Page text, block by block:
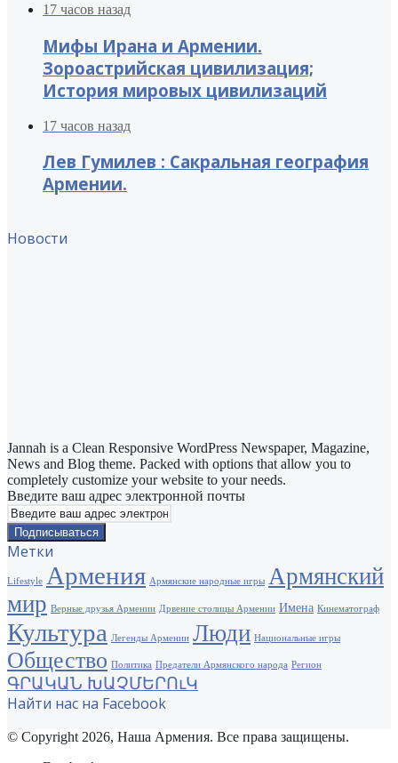
17 часов назад
Мифы Ирана и Армении.
Зороастрийская цивилизация;
История мировых цивилизаций
17 часов назад
Лев Гумилев : Сакральная география
Армении.
Новости
Jannah is a Clean Responsive WordPress Newspaper, Magazine,
News and Blog theme. Packed with options that allow you to
completely customize your website to your needs.
Введите ваш адрес электронной почты
Метки
Lifestyle Армения Армянские народные игры Армянский
мир Верные друзья Армении Дрвение столицы Армении Имена Кинематограф
Культура Легенды Армении Люди Национальные игры
Общество Политика Предатели Армянского народа Регион
ԳՐԱԿԱՆ ԽԱՉՄԵՐՈւԿ
Найти нас на Facebook
© Copyright 2026, Наша Армения. Все права защищены.